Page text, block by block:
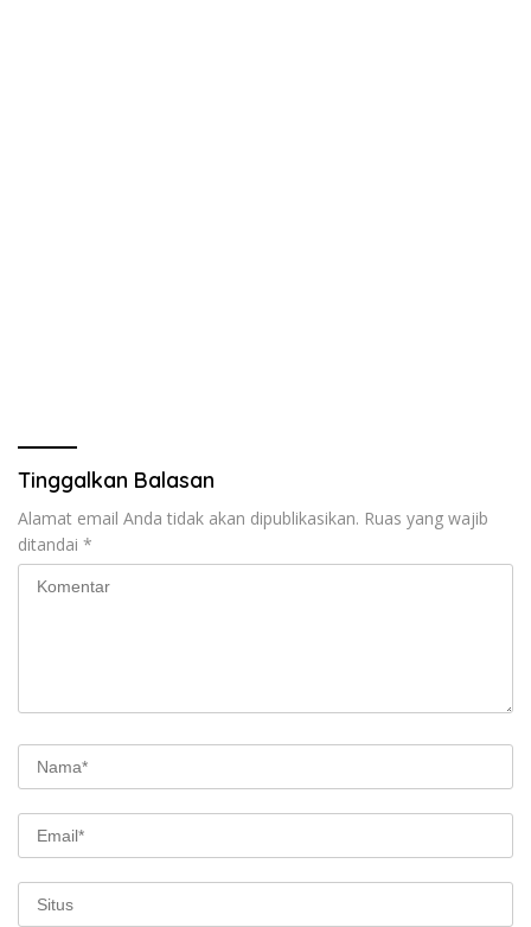
Tinggalkan Balasan
Alamat email Anda tidak akan dipublikasikan. Ruas yang wajib
ditandai *